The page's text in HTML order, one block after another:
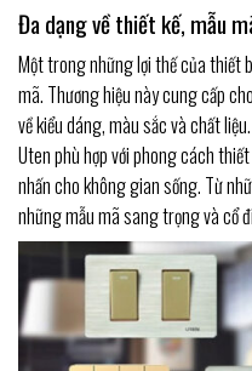
Đa dạng về thiết kế, mẫu
Một trong những lợi thế của thiết
mã. Thương hiệu này cung cấp
về kiểu dáng, màu sắc và chất
Uten phù hợp với phong cách
nhấn cho không gian sống. Từ
những mẫu mã sang trọng và cổ